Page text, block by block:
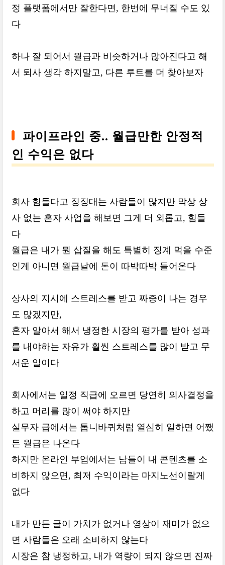
정 플랫폼에서만 잘한다면, 한번에 무너질 수도 있
다
하나 잘 되어서 월급과 비슷하거나 많아진다고 해
서 퇴사 생각 하지말고, 다른 루트를 더 찾아보자
파이프라인 중.. 월급만한 안정적
인 수익은 없다
회사 힘들다고 징징대는 사람들이 많지만 막상 상
사 없는 혼자 사업을 해보면 그게 더 외롭고, 힘들
다
월급은 내가 뭔 삽질을 해도 특별히 징계 먹을 수준
인게 아니면 월급날에 돈이 따박따박 들어온다
상사의 지시에 스트레스를 받고 짜증이 나는 경우
도 많겠지만,
혼자 알아서 해서 냉정한 시장의 평가를 받아 성과
를 내야하는 자유가 훨씬 스트레스를 많이 받고 무
서운 일이다
회사에서는 일정 직급에 오르면 당연히 의사결정을
하고 머리를 많이 써야 하지만
실무자 급에서는 톱니바퀴처럼 열심히 일하면 어쨌
든 월급은 나온다
하지만 온라인 부업에서는 남들이 내 콘텐츠를 소
비하지 않으면, 최저 수익이라는 마지노선이랄게
없다
내가 만든 글이 가치가 없거나 영상이 재미가 없으
면 사람들은 오래 소비하지 않는다
시장은 참 냉정하고, 내가 역량이 되지 않으면 진짜